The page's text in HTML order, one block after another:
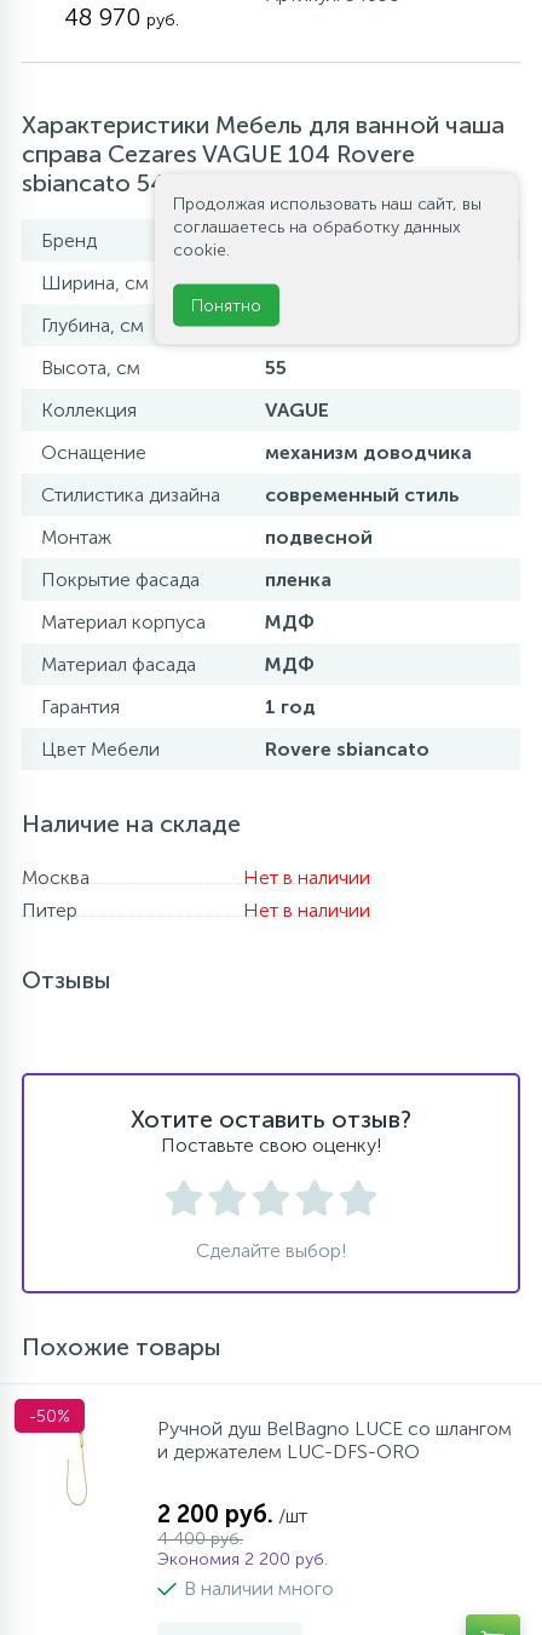
48 970 руб.
Характеристики Мебель для ванной чаша
справа Cezares VAGUE 104 Rovere
sbiancato 54847+54849
Бренд
Cezares
Ширина, см
104
Глубина, см
52
Высота, см
55
Коллекция
VAGUE
Оснащение
механизм доводчика
Стилистика дизайна
современный стиль
Монтаж
подвесной
Покрытие фасада
пленка
Материал корпуса
МДФ
Материал фасада
МДФ
Гарантия
1 год
Цвет Мебели
Rovere sbiancato
Наличие на складе
Москва
Нет в наличии
Питер
Нет в наличии
Отзывы
Хотите оставить отзыв?
Поставьте свою оценку!
Сделайте выбор!
Похожие товары
-50%
Ручной душ BelBagno LUCE со шлангом
и держателем LUC-DFS-ORO
2 200 руб. /шт
4 400 руб.
Экономия 2 200 руб.
В наличии много
Продолжая использовать наш сайт, вы
соглашаетесь на обработку данных
cookie.
Понятно